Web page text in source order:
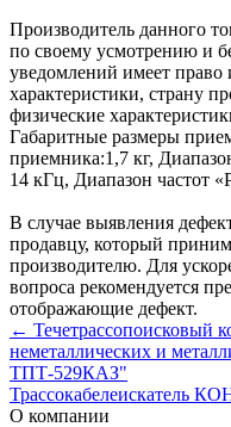
Производитель данного
по своему усмотрению и
уведомлений имеет
характеристики, страну
физические
Габаритные размеры
приемника:1,7 кг,
14 кГц, Диапазон частот
В случае выявления
продавцу, который
производителю. Для
вопроса рекомендуется
отображающие дефект.
← Течетрассопоисковый
неметаллических и
ТПТ-529КАЗ"
Трассокабелеискатель
О компании